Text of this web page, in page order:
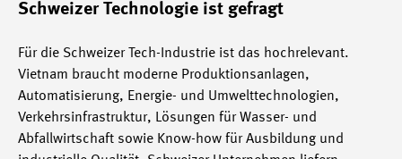
Schweizer Technologie ist gefragt
Für die Schweizer Tech-Industrie ist das hochrelevant.
Vietnam braucht moderne Produktionsanlagen,
Automatisierung, Energie- und Umwelttechnologien,
Verkehrsinfrastruktur, Lösungen für Wasser- und
Abfallwirtschaft sowie Know-how für Ausbildung und